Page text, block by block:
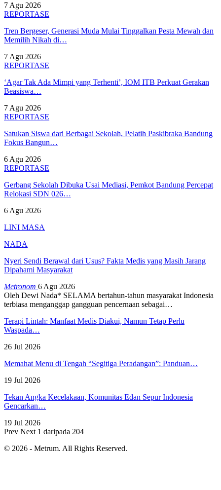
7 Agu 2026
REPORTASE
Tren Bergeser, Generasi Muda Mulai Tinggalkan Pesta Mewah dan
Memilih Nikah di…
7 Agu 2026
REPORTASE
‘Agar Tak Ada Mimpi yang Terhenti’, IOM ITB Perkuat Gerakan
Beasiswa…
7 Agu 2026
REPORTASE
Satukan Siswa dari Berbagai Sekolah, Pelatih Paskibraka Bandung
Fokus Bangun…
6 Agu 2026
REPORTASE
Gerbang Sekolah Dibuka Usai Mediasi, Pemkot Bandung Percepat
Relokasi SDN 026…
6 Agu 2026
LINI MASA
NADA
Nyeri Sendi Berawal dari Usus? Fakta Medis yang Masih Jarang
Dipahami Masyarakat
Metronom 6 Agu 2026
Oleh Dewi Nada* SELAMA bertahun-tahun masyarakat Indonesia
terbiasa menganggap gangguan pencernaan sebagai…
Terapi Lintah: Manfaat Medis Diakui, Namun Tetap Perlu
Waspada…
26 Jul 2026
Memahat Menu di Tengah “Segitiga Peradangan”: Panduan…
19 Jul 2026
Tekan Angka Kecelakaan, Komunitas Edan Sepur Indonesia
Gencarkan…
19 Jul 2026
Prev Next 1 daripada 204
© 2026 - Metrum. All Rights Reserved.